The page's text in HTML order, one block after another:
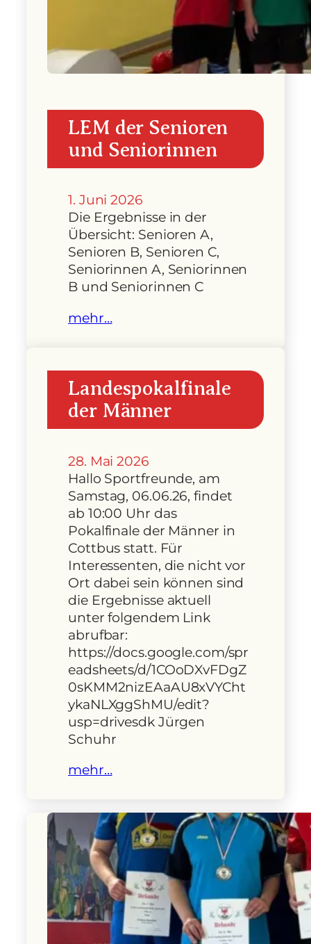
LEM der Senioren
und Seniorinnen
1. Juni 2026
Die Ergebnisse in der
Übersicht: Senioren A,
Senioren B, Senioren C,
Seniorinnen A, Seniorinnen
B und Seniorinnen C
mehr…
Landespokalfinale
der Männer
28. Mai 2026
Hallo Sportfreunde, am
Samstag, 06.06.26, findet
ab 10:00 Uhr das
Pokalfinale der Männer in
Cottbus statt. Für
Interessenten, die nicht vor
Ort dabei sein können sind
die Ergebnisse aktuell
unter folgendem Link
abrufbar:
https://docs.google.com/spr
eadsheets/d/1COoDXvFDgZ
0sKMM2nizEAaAU8xVYCht
ykaNLXggShMU/edit?
usp=drivesdk Jürgen
Schuhr
mehr…